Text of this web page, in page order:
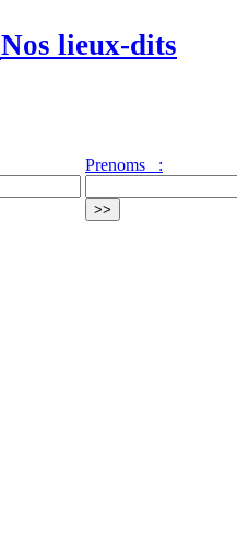
Nos lieux-dits
Prenoms :